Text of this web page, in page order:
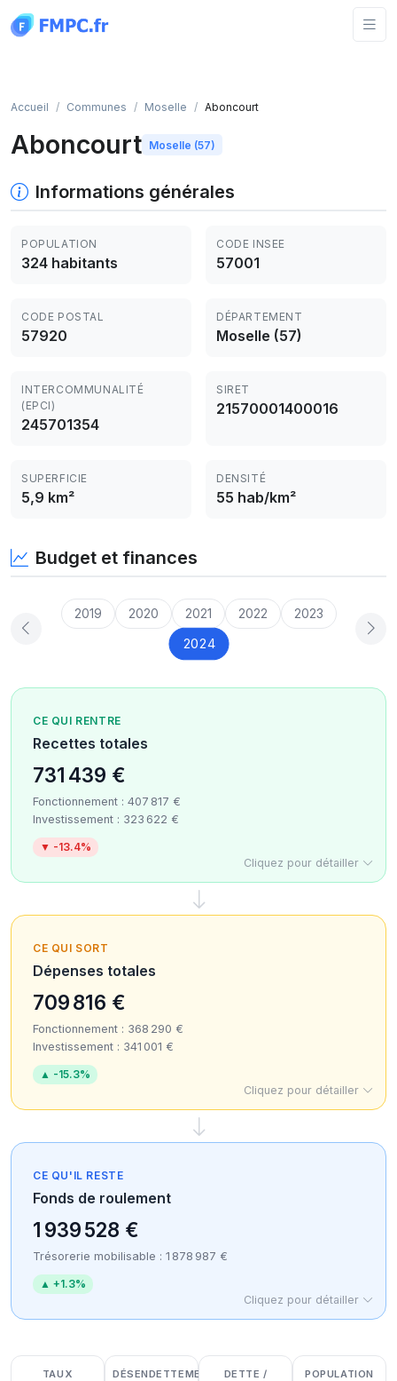
Accueil Communes Moselle Aboncourt
Aboncourt Moselle (57)
Informations générales
POPULATION
324 habitants
CODE INSEE
57001
CODE POSTAL
57920
DÉPARTEMENT
Moselle (57)
INTERCOMMUNALITÉ
(EPCI)
245701354
SIRET
21570001400016
SUPERFICIE
5,9 km²
DENSITÉ
55 hab/km²
Budget et finances
2019 2020 2021 2022 2023
2024
CE QUI RENTRE
Recettes totales
731 439 €
Fonctionnement : 407 817 €
Investissement : 323 622 €
▼ -13.4%
Cliquez pour détailler
CE QUI SORT
Dépenses totales
709 816 €
Fonctionnement : 368 290 €
Investissement : 341 001 €
▲ -15.3%
Cliquez pour détailler
CE QU'IL RESTE
Fonds de roulement
1 939 528 €
Trésorerie mobilisable : 1 878 987 €
▲ +1.3%
Cliquez pour détailler
Détail des recettes
Détail des dépenses
Détail de la trésorerie
TAUX
DÉSENDETTEMENT
DETTE /
POPULATION
Panneau de gestion des cookies